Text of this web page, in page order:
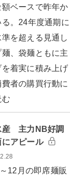
ベースで昨年か
。24年度通期に
を超える見通し
、袋麺ともに主
着実に積み上げ
者の購買行動に
産 主力NB好調
アピール
12月の即席麺販